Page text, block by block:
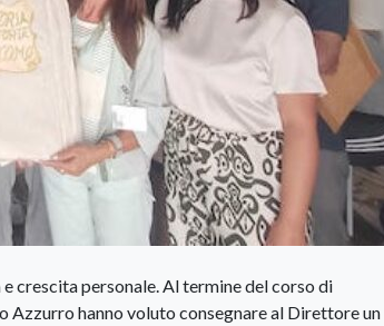
crescita personale. Al termine del corso di
Azzurro hanno voluto consegnare al Direttore un